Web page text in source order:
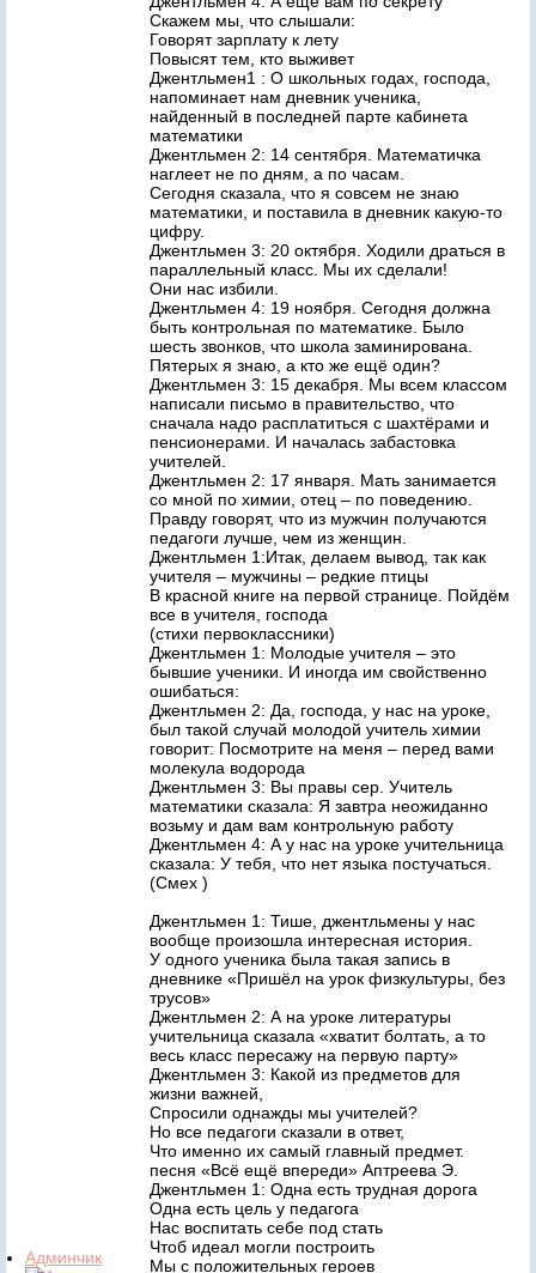
Админчик
Скажем мы, что слышали:
Говорят зарплату к лету
Повысят тем, кто выживет
Джентльмен1 : О школьных годах, господа,
напоминает нам дневник ученика,
найденный в последней парте кабинета
математики
Джентльмен 2: 14 сентября. Математичка
наглеет не по дням, а по часам.
Сегодня сказала, что я совсем не знаю
математики, и поставила в дневник какую-то
цифру.
Джентльмен 3: 20 октября. Ходили драться в
параллельный класс. Мы их сделали!
Они нас избили.
Джентльмен 4: 19 ноября. Сегодня должна
быть контрольная по математике. Было
шесть звонков, что школа заминирована.
Пятерых я знаю, а кто же ещё один?
Джентльмен 3: 15 декабря. Мы всем классом
написали письмо в правительство, что
сначала надо расплатиться с шахтёрами и
пенсионерами. И началась забастовка
учителей.
Джентльмен 2: 17 января. Мать занимается
со мной по химии, отец – по поведению.
Правду говорят, что из мужчин получаются
педагоги лучше, чем из женщин.
Джентльмен 1:Итак, делаем вывод, так как
учителя – мужчины – редкие птицы
В красной книге на первой странице. Пойдём
все в учителя, господа
(стихи первоклассники)
Джентльмен 1: Молодые учителя – это
бывшие ученики. И иногда им свойственно
ошибаться:
Джентльмен 2: Да, господа, у нас на уроке,
был такой случай молодой учитель химии
говорит: Посмотрите на меня – перед вами
молекула водорода
Джентльмен 3: Вы правы сер. Учитель
математики сказала: Я завтра неожиданно
возьму и дам вам контрольную работу
Джентльмен 4: А у нас на уроке учительница
сказала: У тебя, что нет языка постучаться.
(Смех )
Джентльмен 1: Тише, джентльмены у нас
вообще произошла интересная история.
У одного ученика была такая запись в
дневнике «Пришёл на урок физкультуры, без
трусов»
Джентльмен 2: А на уроке литературы
учительница сказала «хватит болтать, а то
весь класс пересажу на первую парту»
Джентльмен 3: Какой из предметов для
жизни важней,
Спросили однажды мы учителей?
Но все педагоги сказали в ответ,
Что именно их самый главный предмет.
песня «Всё ещё впереди» Аптреева Э.
Джентльмен 1: Одна есть трудная дорога
Одна есть цель у педагога
Нас воспитать себе под стать
Чтоб идеал могли построить
Мы с положительных героев